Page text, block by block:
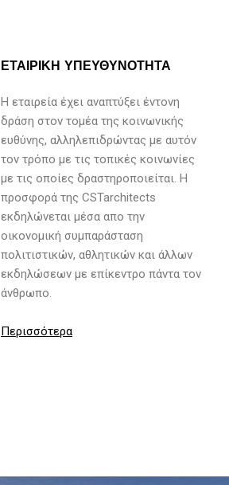
ΕΤΑΙΡΙΚΗ ΥΠΕΥΘΥΝΟΤΗΤΑ
Η εταιρεία έχει αναπτύξει έντονη
δράση στον τομέα της κοινωνικής
ευθύνης, αλληλεπιδρώντας με αυτόν
τον τρόπο με τις τοπικές κοινωνίες
με τις οποίες δραστηροποιείται. Η
προσφορά της CSTarchitects
εκδηλώνεται μέσα απο την
οικονομική συμπαράσταση
πολιτιστικών, αθλητικών και άλλων
εκδηλώσεων με επίκεντρο πάντα τον
άνθρωπο.
Περισσότερα